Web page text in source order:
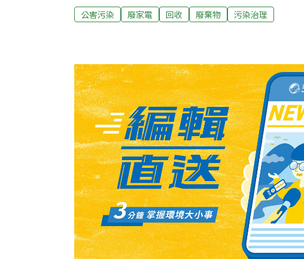
主席陳學誠指出，廢家電若未經專業拆解處理，內含的
氣、電冰箱的冷媒、氟氯碳化物、映像管電視裡的重金
家電外，還得與中古商、非法拆解業者競爭貨源，某
示，收購一台冷氣的代價，已經從幾年前的每公斤8元
40元，平均一台冷氣收購價約1600元，而環保署的補
「成本大增下，處理廠經營相當困難。」某合格廢家
內廢家電處理量不大，加上資
公害污染 廢家電 回收 廢棄物 污染治理